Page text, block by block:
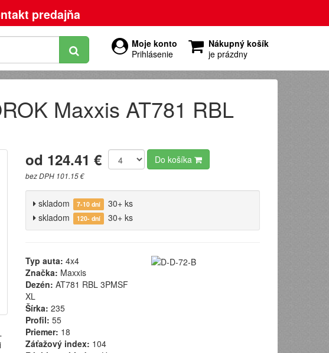
predajňa
Moje konto
Prihlásenie
Nákupný košík
je prázdny
Maxxis AT781 RBL
od 124.41 €
bez DPH 101.15 €
Do košíka
skladom 7-10 dní
30+ ks
skladom
120- dní 30+ ks
Typ auta: 4x4
Značka: Maxxis
Dezén: AT781 RBL 3PMSF
XL
Šírka: 235
Profil: 55
Priemer: 18
Záťažový index: 104